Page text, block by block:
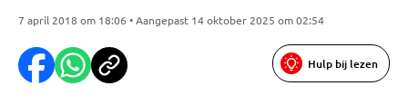
7 april 2018 om 18:06 • Aangepast 14 oktober 2025 om 02:54
Hulp bij lezen